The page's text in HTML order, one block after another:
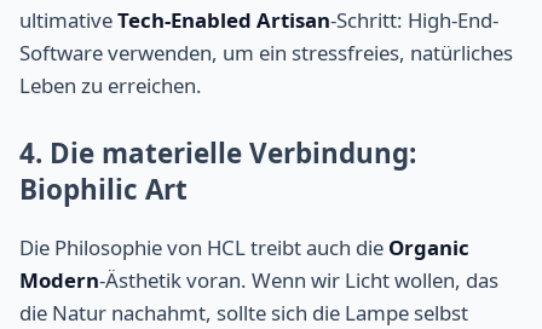
ultimativeTech-Enabled Artisan-Schritt: High-End-
Software verwenden, um ein stressfreies, natürliches
Leben zu erreichen.
4. Die materielle Verbindung:
Biophilic Art
Die Philosophie von HCL treibt auch die Organic
Modern-Ästhetik voran. Wenn wir Licht wollen, das
die Natur nachahmt, sollte sich die Lampe selbst